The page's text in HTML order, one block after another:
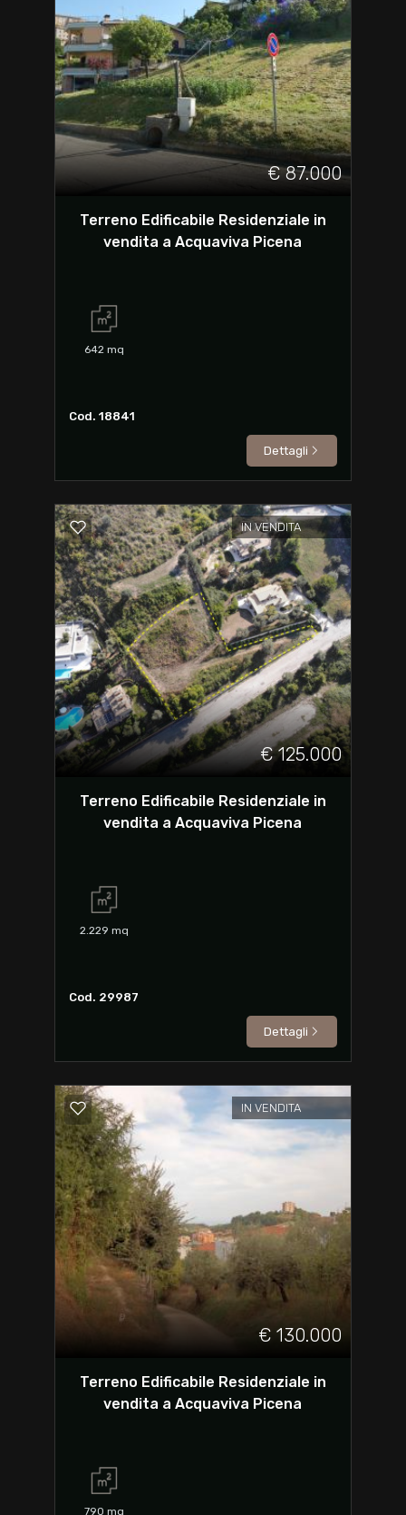
€ 87.000
Terreno Edificabile Residenziale in
vendita a Acquaviva Picena
642 mq
Cod. 18841
Dettagli
IN VENDITA
€ 125.000
Terreno Edificabile Residenziale in
vendita a Acquaviva Picena
2.229 mq
Cod. 29987
Dettagli
IN VENDITA
€ 130.000
Terreno Edificabile Residenziale in
vendita a Acquaviva Picena
790 mq